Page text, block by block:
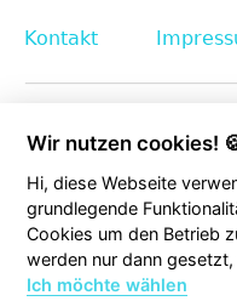
Kontakt
Wir nutzen cookies!
Hi, diese Webseite
grundlegende
Cookies um den Betrieb
werden nur dann
Ich möchte wählen